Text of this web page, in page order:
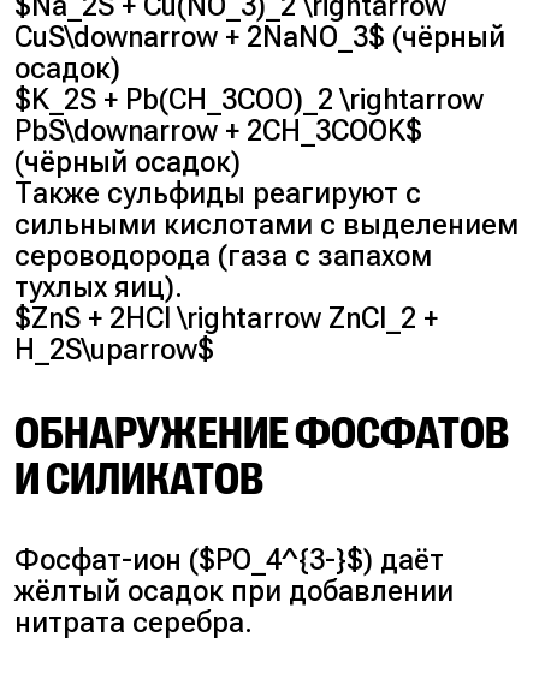
CuS\downarrow + 2NaNO_3$ (чёрный
осадок)
$K_2S + Pb(CH_3COO)_2 \rightarrow
PbS\downarrow + 2CH_3COOK$
(чёрный осадок)
Также сульфиды реагируют с
сильными кислотами с выделением
сероводорода (газа с запахом
тухлых яиц).
$ZnS + 2HCl \rightarrow ZnCl_2 +
H_2S\uparrow$
ОБНАРУЖЕНИЕ ФОСФАТОВ
И СИЛИКАТОВ
Фосфат-ион ($PO_4^{3-}$) даёт
жёлтый осадок при добавлении
нитрата серебра.